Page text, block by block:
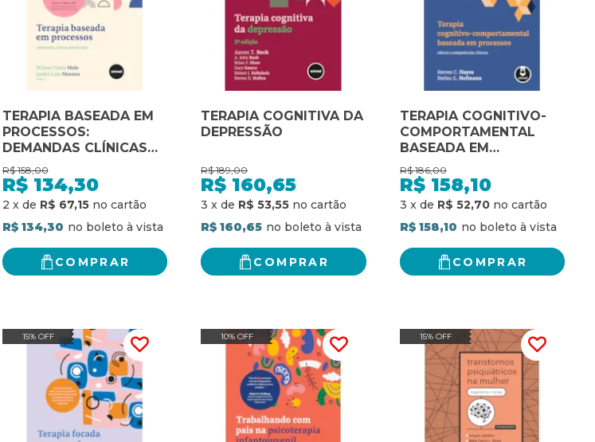
TERAPIA BASEADA EM
PROCESSOS:
DEMANDAS CLÍNICAS
PREVALENTES
R$ 158,00
R$ 134,30
2 x de R$ 67,15
R$ 134,30
COMPRAR
TERAPIA COGNITIVA DA
DEPRESSÃO
R$ 189,00
R$ 160,65
3 x de R$ 53,55
R$ 160,65
COMPRAR
TERAPIA COGNITIVO-
COMPORTAMENTAL
BASEADA EM
PROCESSOS: CIÊNCIA E
COMPETÊNCIAS
CLÍNICAS
R$ 186,00
R$ 158,10
3 x de R$ 52,70
R$ 158,10
COMPRAR
15% OFF 10% OFF 15% OFF